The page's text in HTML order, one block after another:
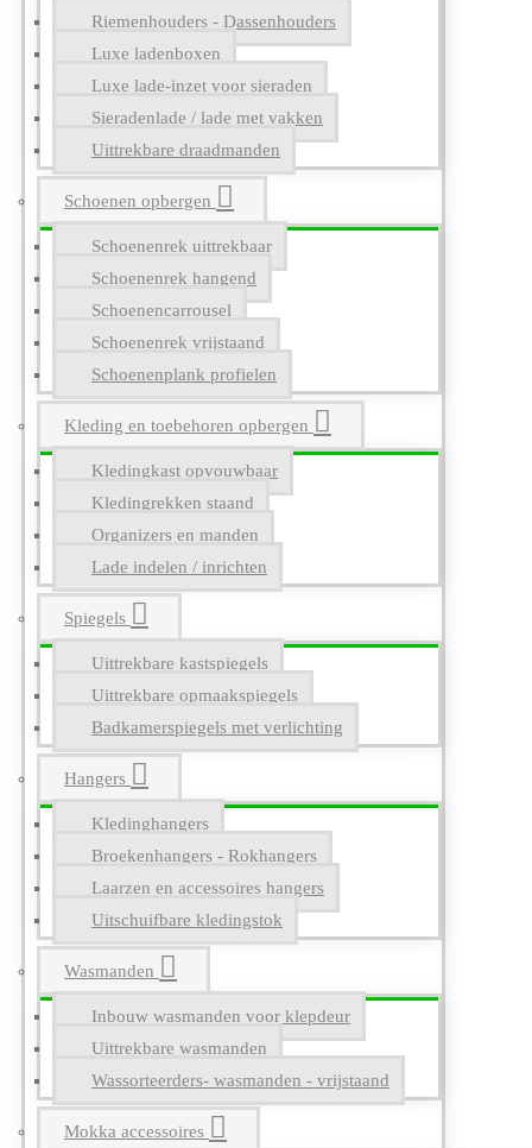
Riemenhouders - Dassenhouders
Luxe ladenboxen
Luxe lade-inzet voor sieraden
Sieradenlade / lade met vakken
Uittrekbare draadmanden
Schoenen opbergen
Schoenenrek uittrekbaar
Schoenenrek hangend
Schoenencarrousel
Schoenenrek vrijstaand
Schoenenplank profielen
Kleding en toebehoren opbergen
Kledingkast opvouwbaar
Kledingrekken staand
Organizers en manden
Lade indelen / inrichten
Spiegels
Uittrekbare kastspiegels
Uittrekbare opmaakspiegels
Badkamerspiegels met verlichting
Hangers
Kledinghangers
Broekenhangers - Rokhangers
Laarzen en accessoires hangers
Uitschuifbare kledingstok
Wasmanden
Inbouw wasmanden voor klepdeur
Uittrekbare wasmanden
Wassorteerders- wasmanden - vrijstaand
Mokka accessoires